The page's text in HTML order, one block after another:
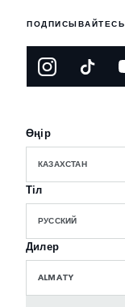
ПОДПИСЫВАЙТЕСЬ
Өңір
КАЗАХСТАН
Тіл
РУССКИЙ
Дилер
ALMATY